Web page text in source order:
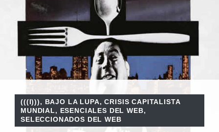
(((I))), BAJO LA LUPA,CRISIS CAPITALISTA
MUNDIAL, ESENCIALES DEL WEB,
SELECCIONADOS DEL WEB